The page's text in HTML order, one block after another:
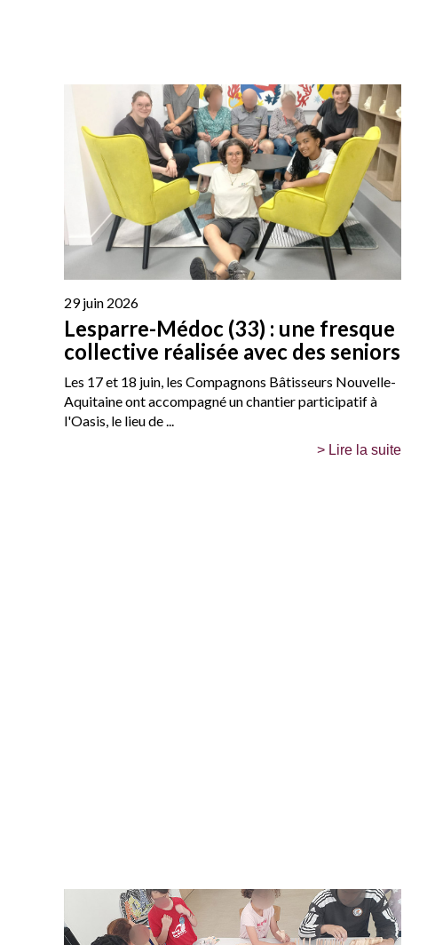
29 juin 2026
Lesparre-Médoc (33) : une fresque
collective réalisée avec des seniors
Les 17 et 18 juin, les Compagnons Bâtisseurs Nouvelle-
Aquitaine ont accompagné un chantier participatif à
l'Oasis, le lieu de ...
> Lire la suite